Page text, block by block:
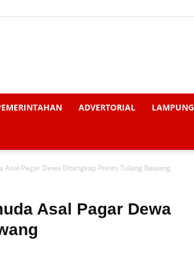
Liputan
Global
ADVERTORIAL LAMPUNG
Asal Pagar Dewa Ditangkap Polres Tulang Bawang
Asal Pagar Dewa